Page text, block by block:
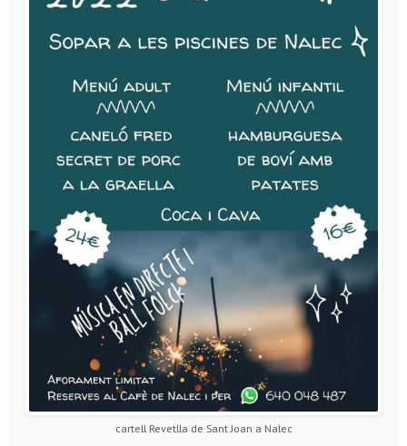
cartell Revetlla de Sant Joan a Nalec